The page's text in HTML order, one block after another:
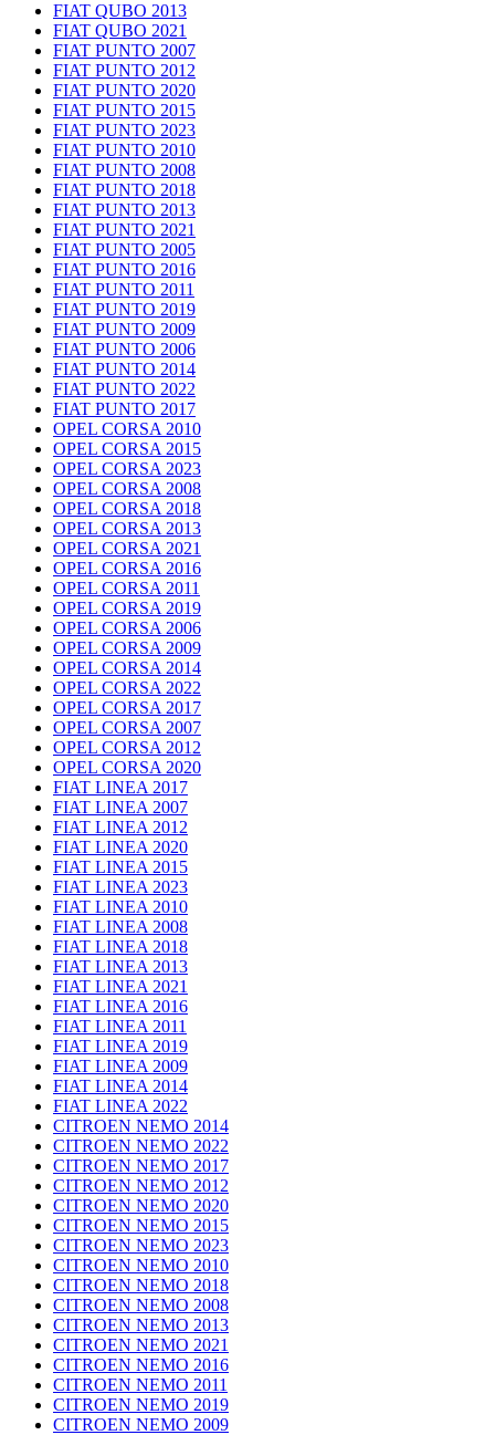
FIAT QUBO 2013
FIAT QUBO 2021
FIAT PUNTO 2007
FIAT PUNTO 2012
FIAT PUNTO 2020
FIAT PUNTO 2015
FIAT PUNTO 2023
FIAT PUNTO 2010
FIAT PUNTO 2008
FIAT PUNTO 2018
FIAT PUNTO 2013
FIAT PUNTO 2021
FIAT PUNTO 2005
FIAT PUNTO 2016
FIAT PUNTO 2011
FIAT PUNTO 2019
FIAT PUNTO 2009
FIAT PUNTO 2006
FIAT PUNTO 2014
FIAT PUNTO 2022
FIAT PUNTO 2017
OPEL CORSA 2010
OPEL CORSA 2015
OPEL CORSA 2023
OPEL CORSA 2008
OPEL CORSA 2018
OPEL CORSA 2013
OPEL CORSA 2021
OPEL CORSA 2016
OPEL CORSA 2011
OPEL CORSA 2019
OPEL CORSA 2006
OPEL CORSA 2009
OPEL CORSA 2014
OPEL CORSA 2022
OPEL CORSA 2017
OPEL CORSA 2007
OPEL CORSA 2012
OPEL CORSA 2020
FIAT LINEA 2017
FIAT LINEA 2007
FIAT LINEA 2012
FIAT LINEA 2020
FIAT LINEA 2015
FIAT LINEA 2023
FIAT LINEA 2010
FIAT LINEA 2008
FIAT LINEA 2018
FIAT LINEA 2013
FIAT LINEA 2021
FIAT LINEA 2016
FIAT LINEA 2011
FIAT LINEA 2019
FIAT LINEA 2009
FIAT LINEA 2014
FIAT LINEA 2022
CITROEN NEMO 2014
CITROEN NEMO 2022
CITROEN NEMO 2017
CITROEN NEMO 2012
CITROEN NEMO 2020
CITROEN NEMO 2015
CITROEN NEMO 2023
CITROEN NEMO 2010
CITROEN NEMO 2018
CITROEN NEMO 2008
CITROEN NEMO 2013
CITROEN NEMO 2021
CITROEN NEMO 2016
CITROEN NEMO 2011
CITROEN NEMO 2019
CITROEN NEMO 2009